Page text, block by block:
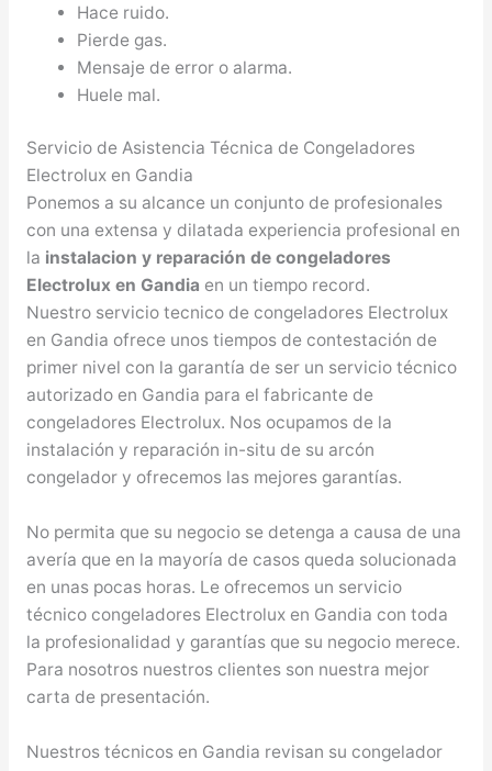
Hace ruido.
Pierde gas.
Mensaje de error o alarma.
Huele mal.
Servicio de Asistencia Técnica de Congeladores
Electrolux en Gandia
Ponemos a su alcance un conjunto de profesionales
con una extensa y dilatada experiencia profesional en
la instalacion y reparación de congeladores
Electrolux en Gandia en un tiempo record.
Nuestro servicio tecnico de congeladores Electrolux
en Gandia ofrece unos tiempos de contestación de
primer nivel con la garantía de ser un servicio técnico
autorizado en Gandia para el fabricante de
congeladores Electrolux. Nos ocupamos de la
instalación y reparación in-situ de su arcón
congelador y ofrecemos las mejores garantías.
No permita que su negocio se detenga a causa de una
avería que en la mayoría de casos queda solucionada
en unas pocas horas. Le ofrecemos un servicio
técnico congeladores Electrolux en Gandia con toda
la profesionalidad y garantías que su negocio merece.
Para nosotros nuestros clientes son nuestra mejor
carta de presentación.
Nuestros técnicos en Gandia revisan su congelador